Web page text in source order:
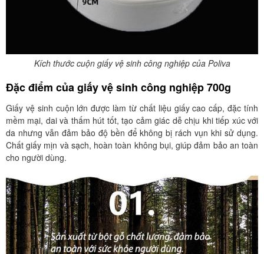
Kích thước cuộn giấy vệ sinh công nghiệp của Poliva
Đặc điểm của giấy vệ sinh công nghiệp 700g
Giấy vệ sinh cuộn lớn được làm từ chất liệu giấy cao cấp, đặc tính
mềm mại, dai và thấm hút tốt, tạo cảm giác dễ chịu khi tiếp xúc với
da nhưng vẫn đảm bảo độ bền để không bị rách vụn khi sử dụng.
Chất giấy mịn và sạch, hoàn toàn không bụi, giúp đảm bảo an toàn
cho người dùng.